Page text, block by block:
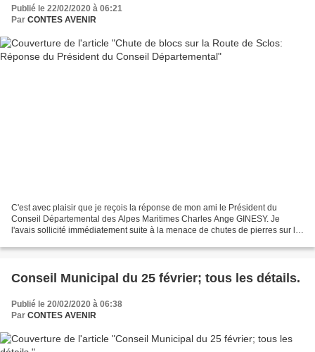
Publié le 22/02/2020 à 06:21
Par CONTES AVENIR
C'est avec plaisir que je reçois la réponse de mon ami le Président du
Conseil Départemental des Alpes Maritimes Charles Ange GINESY. Je
l'avais sollicité immédiatement suite à la menace de chutes de pierres sur la
Conseil Municipal du 25 février; tous les détails.
Publié le 20/02/2020 à 06:38
Par CONTES AVENIR